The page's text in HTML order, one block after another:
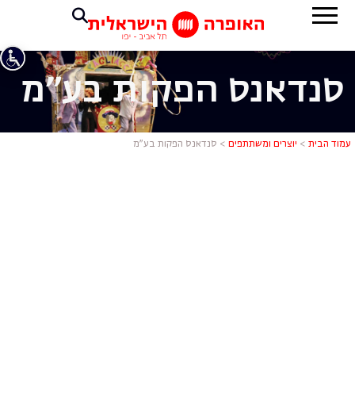
סנדאנס
סנדאנס הפקות בע"מ
עמוד הבית > יוצרים ומשתתפים > סנדאנס הפקות בע"מ